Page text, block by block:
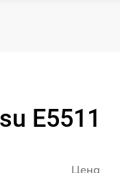
E5511
Цена